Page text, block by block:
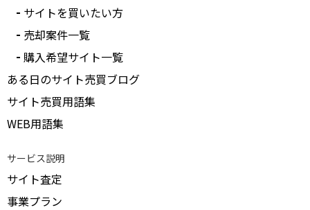
サイトを買いたい方
売却案件一覧
購入希望サイト一覧
ある日のサイト売買ブログ
サイト売買用語集
WEB用語集
サービス説明
サイト査定
事業プラン